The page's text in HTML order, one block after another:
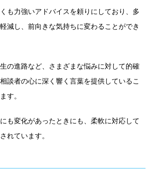
も力強いアドバイスを頼りにしており、多
減し、前向きな気持ちに変わることができ
の進路など、さまざまな悩みに対して的確
談者の心に深く響く言葉を提供しているこ
す。
も変化があったときにも、柔軟に対応して
れています。